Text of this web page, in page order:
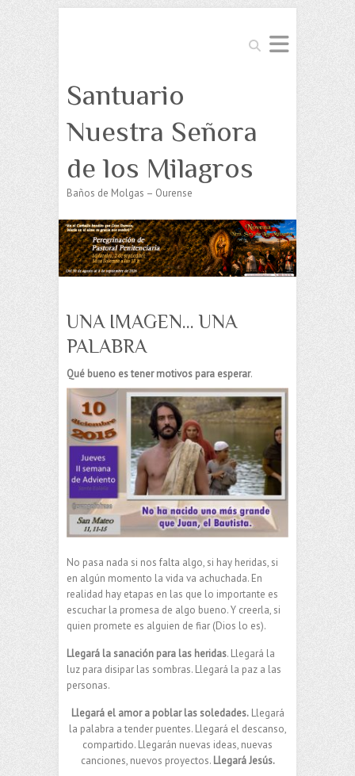
Buscar
Santuario
Nuestra Señora
de los Milagros
Baños de Molgas – Ourense
UNA IMAGEN… UNA
PALABRA
Qué bueno es tener motivos para esperar.
No pasa nada si nos falta algo, si hay heridas, si
en algún momento la vida va achuchada. En
realidad hay etapas en las que lo importante es
escuchar la promesa de algo bueno. Y creerla, si
quien promete es alguien de fiar (Dios lo es).
Llegará la sanación para las heridas. Llegará la
luz para disipar las sombras. Llegará la paz a las
personas.
Llegará el amor a poblar las soledades.Llegará
la palabra a tender puentes. Llegará el descanso,
compartido. Llegarán nuevas ideas, nuevas
canciones, nuevos proyectos. Llegará Jesús.